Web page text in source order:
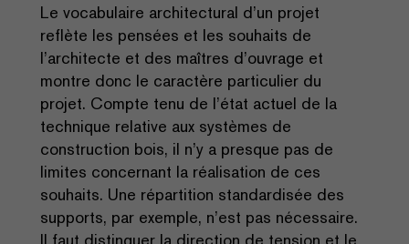
Le vocabulaire architectural d’un projet
reflète les pensées et les souhaits de
l’architecte et des maîtres d’ouvrage et
montre donc le caractère particulier du
projet. Compte tenu de l’état actuel de la
technique relative aux systèmes de
construction bois, il n’y a presque pas de
limites concernant la réalisation de ces
souhaits. Une répartition standardisée des
supports, par exemple, n’est pas nécessaire.
Il faut distinguer la direction de tension et le